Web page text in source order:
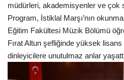
müdürleri, akademisyenler ve çok
Program, İstiklal Marşı’nın
Eğitim Fakültesi Müzik Bölümü
Fırat Altun şefliğinde yüksek
dinleyicilere unutulmaz anlar